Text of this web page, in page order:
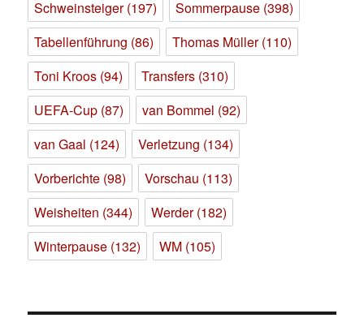
Schweinsteiger(197) Sommerpause (398)
Tabellenführung (86) Thomas Müller(110)
Toni Kroos (94) Transfers (310)
UEFA-Cup (87) van Bommel (92)
van Gaal (124) Verletzung (134)
Vorberichte (98) Vorschau (113)
Weisheiten (344) Werder(182)
Winterpause (132) WM (105)